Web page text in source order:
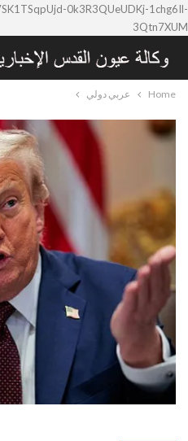
0k3R3QUeUDKj-1chg6Il-
3Qtn7XUM
Home عربي دولي